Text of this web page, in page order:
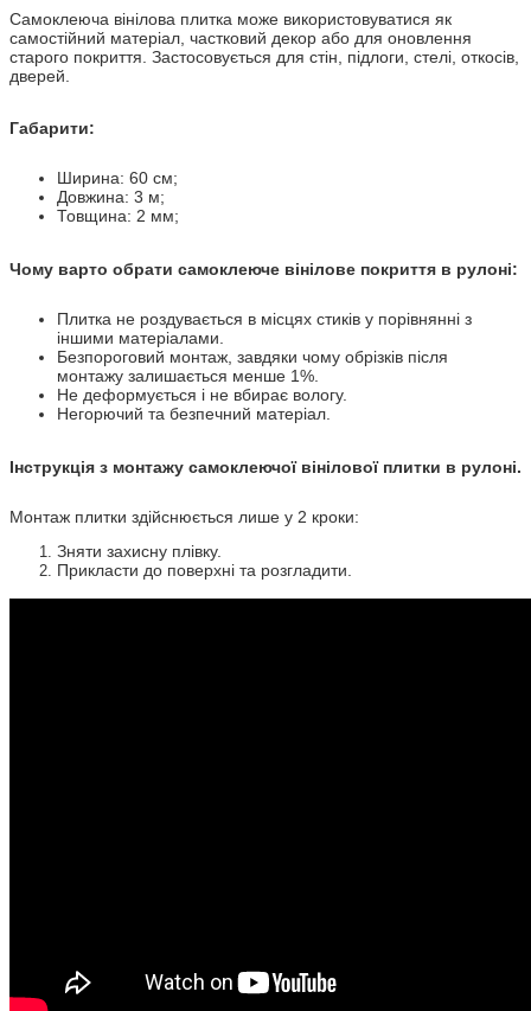
Самоклеюча вінілова плитка може використовуватися як
самостійний матеріал, частковий декор або для оновлення
старого покриття. Застосовується для стін, підлоги, стелі, откосів,
дверей.
Габарити:
Ширина: 60 см;
Довжина: 3 м;
Товщина: 2 мм;
Чому варто обрати самоклеюче вінілове покриття в рулоні:
Плитка не роздувається в місцях стиків у порівнянні з
іншими матеріалами.
Безпороговий монтаж, завдяки чому обрізків після
монтажу залишається менше 1%.
Не деформується і не вбирає вологу.
Негорючий та безпечний матеріал.
Інструкція з монтажу самоклеючої вінілової плитки в рулоні.
Монтаж плитки здійснюється лише у 2 кроки:
Зняти захисну плівку.
Прикласти до поверхні та розгладити.